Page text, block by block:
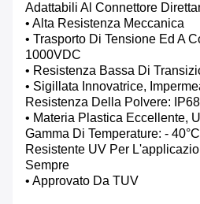
Adattabili Al Connettore
• Alta Resistenza Meccanica
• Trasporto Di Tensione Ed A
1000VDC
• Resistenza Bassa Di
• Sigillata Innovatrice,
Resistenza Della Polvere: IP68
• Materia Plastica Eccellente,
Gamma Di Temperature: -
Resistente UV Per
Sempre
• Approvato Da TUV